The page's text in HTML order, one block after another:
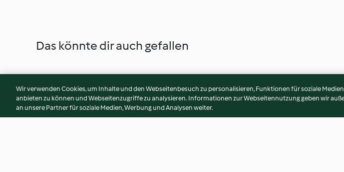
Das könnte dir auch gefallen
Wir verwenden Cookies, um Inhalte und den Webseitenbesuch zu personalisieren, Funktionen für soziale Medien
anbieten zu können und Webseitenzugriffe zu analysieren. Informationen zur Webseitennutzung geben wir
an unsere Partner für soziale Medien, Werbung und Analysen weiter.